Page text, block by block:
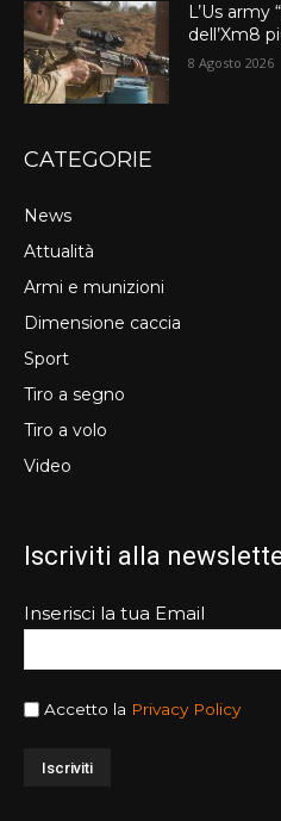
L’Us army
dell’Xm8
8 Agosto 2026
CATEGORIE
News
Attualità
Armi e munizioni
Dimensione caccia
Sport
Tiro a segno
Tiro a volo
Video
Iscriviti alla
Inserisci la tua Email
Accetto la Privacy Policy